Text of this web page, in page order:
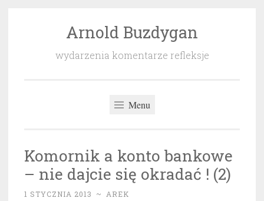
Arnold Buzdygan
wydarzenia komentarze refleksje
Menu
Komornik a konto bankowe
– nie dajcie się okradać ! (2)
1 STYCZNIA 2013 ~ AREK